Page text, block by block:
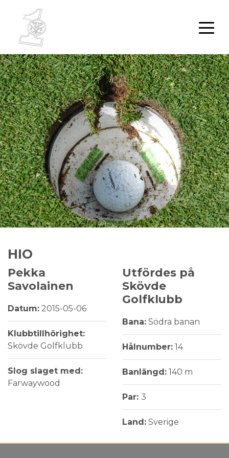
HIO
Pekka
Savolainen
Datum: 2015-05-06
Klubbtillhörighet:
Skövde Golfklubb
Slog slaget med:
Farwaywood
Utfördes på
Skövde
Golfklubb
Bana: Södra banan
Hålnumber: 14
Banlängd: 140 m
Par: 3
Land: Sverige